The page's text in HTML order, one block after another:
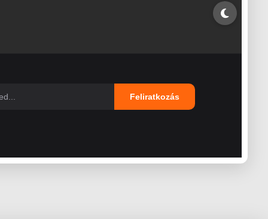
Feliratkozás